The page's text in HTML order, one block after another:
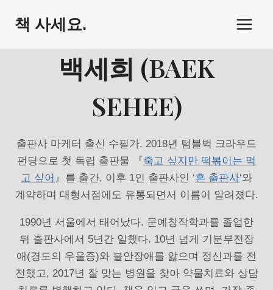
책 사세요.
백세희 (BAEK
SEHEE)
출판사 마케터 출신 수필가. 2018년 텀블벅 크라우드
펀딩으로 첫 독립 출판물 『죽고 싶지만 떡볶이는 먹
고 싶어 』를 출간, 이후 1인 출판사인 ‘흔 출판사‘와
계약하며 대형서점에도 유통되면서 이름이 알려졌다.
1990년 서울에서 태어났다. 문예창작학과를 졸업한
뒤 출판사에서 5년간 일했다. 10년 넘게 기분부전장
애(경도의 우울증)와 불안장애를 앓으며 정신과를 전
전했고, 2017년 잘 맞는 병원을 찾아 약물치료와 상담